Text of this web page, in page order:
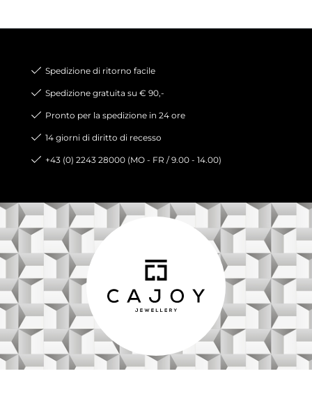
Spedizione di ritorno facile
Spedizione gratuita su € 90,-
Pronto per la spedizione in 24 ore
14 giorni di diritto di recesso
+43 (0) 2243 28000 (MO - FR / 9.00 - 14.00)